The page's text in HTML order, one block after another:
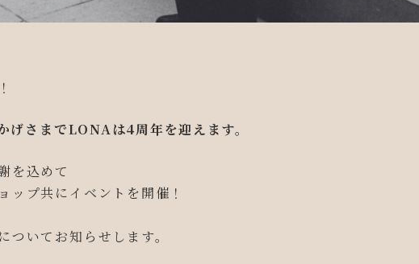
さまでLONAは4周年を迎えます。
を込めて
ップ共にイベントを開催！
ついてお知らせします。